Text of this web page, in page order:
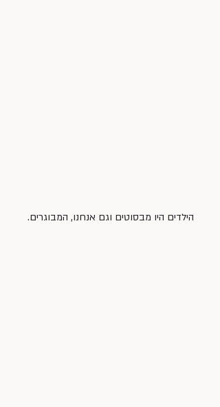
הילדים היו מבסוטים וגם אנחנו, המבוגרים.